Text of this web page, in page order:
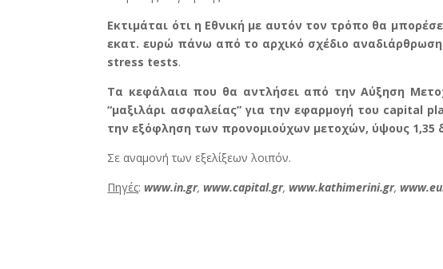
Εκτιμάται ότι η Εθνική με αυτόν τον τρόπο θα
εκατ. ευρώ πάνω από το αρχικό σχέδιο
stress tests.
Τα κεφάλαια που θα αντλήσει από την Αύξηση
“μαξιλάρι ασφαλείας” για την εφαρμογή του capital
την εξόφληση των προνομιούχων μετοχών, ύψους 1,35
Σε αναμονή των εξελίξεων λοιπόν.
Πηγές: www.in.gr, www.capital.gr, www.kathimerini.gr,